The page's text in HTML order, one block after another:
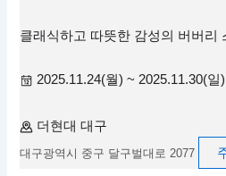
클래식하고 따뜻한 감성의 버버리
2025.11.24(월) ~ 2025.11.30(일)
더현대 대구
대구광역시 중구 달구벌대로 2077